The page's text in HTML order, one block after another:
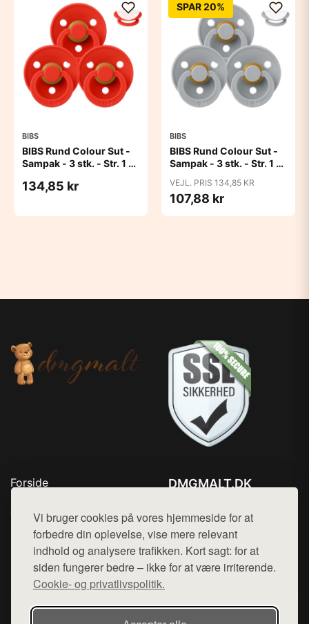
Vi bruger cookies på vores hjemmeside for at
forbedre din oplevelse, vise mere relevant
indhold og analysere trafikken. Kort sagt: for at
siden fungerer bedre – ikke for at være irriterende.
Cookie- og privatlivspolitik.
BIBS
BIBS Rund Colour Sut -
Sampak - 3 stk. - Str. 1 -
134,85 kr
SPAR 20%
BIBS
BIBS Rund Colour Sut -
Sampak - 3 stk. - Str. 1 -
VEJL. PRIS 134,85 KR
107,88 kr
Forside
Top Rabatter
Blog
Kontakt
DMGMALT.DK
Mail: hej@want.dk
Cookie- og privatlivspolitik